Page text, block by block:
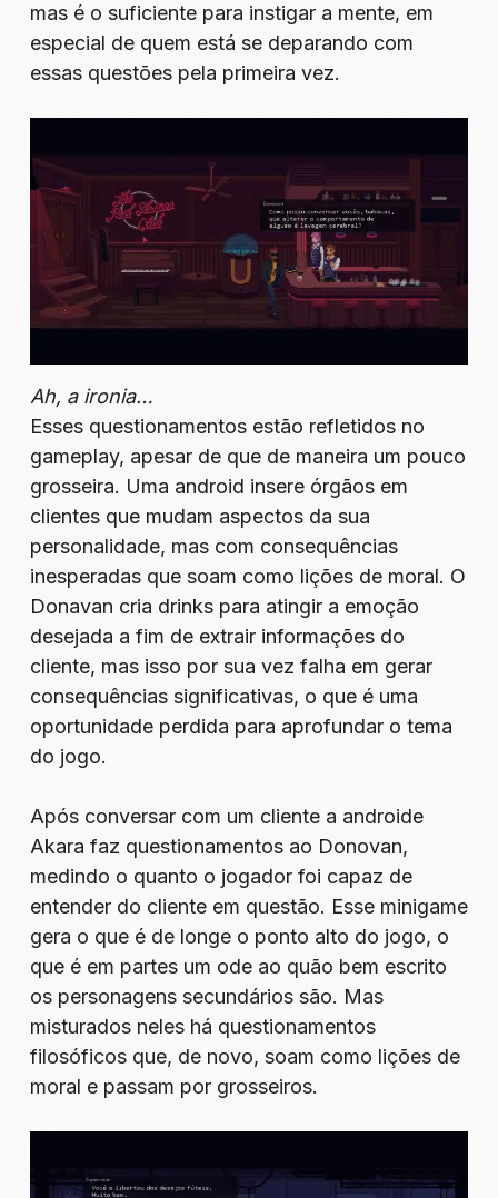
mas é o suficiente para instigar a mente, em
especial de quem está se deparando com
essas questões pela primeira vez.
Ah, a ironia…
Esses questionamentos estão refletidos no
gameplay, apesar de que de maneira um pouco
grosseira. Uma android insere órgãos em
clientes que mudam aspectos da sua
personalidade, mas com consequências
inesperadas que soam como lições de moral. O
Donavan cria drinks para atingir a emoção
desejada a fim de extrair informações do
cliente, mas isso por sua vez falha em gerar
consequências significativas, o que é uma
oportunidade perdida para aprofundar o tema
do jogo.
Após conversar com um cliente a androide
Akara faz questionamentos ao Donovan,
medindo o quanto o jogador foi capaz de
entender do cliente em questão. Esse minigame
gera o que é de longe o ponto alto do jogo, o
que é em partes um ode ao quão bem escrito
os personagens secundários são. Mas
misturados neles há questionamentos
filosóficos que, de novo, soam como lições de
moral e passam por grosseiros.